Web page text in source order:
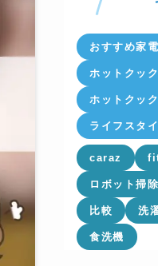
おすすめ家電
ホットクック
ホットクッ
ライフスタ
caraz
ロボット掃
比較 洗
食洗機